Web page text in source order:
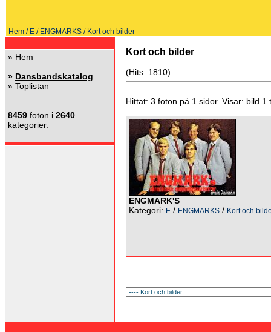
Hem / E / ENGMARKS / Kort och bilder
» Hem
» Dansbandskatalog
» Toplistan
8459 foton i 2640
kategorier.
Kort och bilder
(Hits: 1810)
Hittat: 3 foton på 1 sidor. Visar: bild 1
ENGMARK'S
Kategori: E / ENGMARKS / Kort och